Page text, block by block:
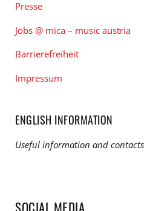
Presse
Jobs @ mica – music austria
Barrierefreiheit
Impressum
ENGLISH INFORMATION
Useful information and contacts
SOCIAL MEDIA